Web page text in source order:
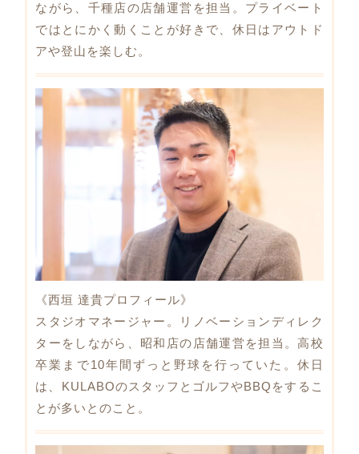
ながら、千種店の店舗運営を担当。プライベート
ではとにかく動くことが好きで、休日はアウトド
アや登山を楽しむ。
《西垣 達貴プロフィール》
スタジオマネージャー。リノベーションディレク
ターをしながら、昭和店の店舗運営を担当。高校
卒業まで10年間ずっと野球を行っていた。休日
は、KULABOのスタッフとゴルフやBBQをするこ
とが多いとのこと。